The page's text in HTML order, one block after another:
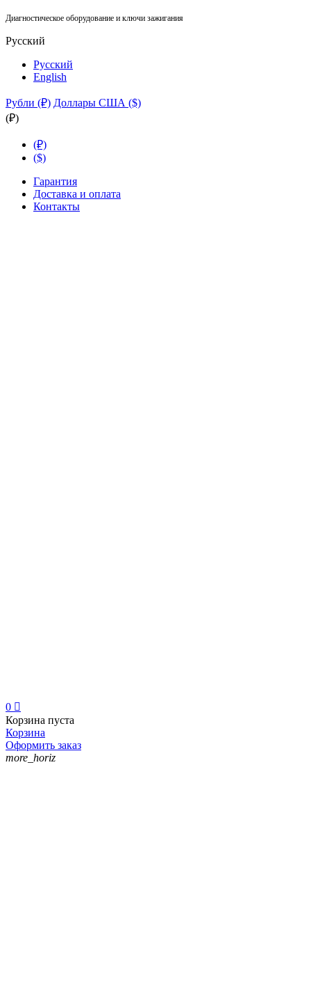
Диагностическое оборудование и ключи зажигания
Русский
Русский
English
Рубли (₽) Доллары США ($)
(₽)
(₽)
($)
Гарантия
Доставка и оплата
Контакты
0 
Корзина пуста
Корзина
Оформить заказ
more_horiz